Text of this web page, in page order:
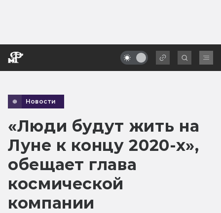
Новости
«Люди будут жить на
Луне к концу 2020-х»,
обещает глава
космической
компании